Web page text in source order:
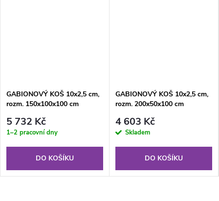
GABIONOVÝ KOŠ 10x2,5 cm,
rozm. 150x100x100 cm
5 732 Kč
1–2 pracovní dny
DO KOŠÍKU
GABIONOVÝ KOŠ 10x2,5 cm,
rozm. 200x50x100 cm
4 603 Kč
Skladem
DO KOŠÍKU